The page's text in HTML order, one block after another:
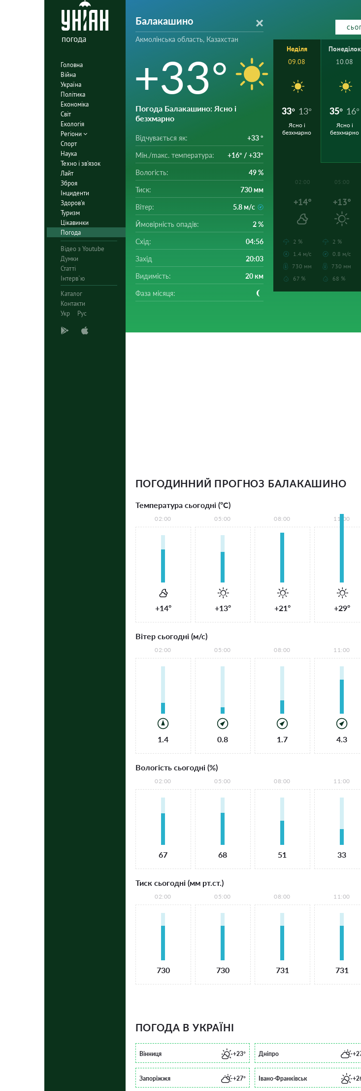
погода
Головна
Війна
Україна
Політика
Економіка
Світ
Екологія
Регіони
Спорт
Наука
Техно і зв'язок
Лайт
Зброя
Інциденти
Здоров'я
Туризм
Цікавинки
Погода
Відео з Youtube
Думки
Статті
Інтерв`ю
Каталог
Контакти
Укр
Рус
Балакашино
Акмолінська область, Казахстан
+33°
Погода Балакашино: Ясно і
безхмарно
Відчувається як: +33 °
Мін./mакс. температура: +16° / +33°
Вологість: 49 %
Тиск: 730 мм
Вітер: 5.8 м/с
Ймовірність опадів: 2 %
Схід: 04:56
Захід 20:03
Видимість: 20 км
Фаза місяця:
Неділя
09.08
33° 13°
Ясно і
безхмарно
Понеділок
10.08
35° 16°
Ясно і
безхмарно
02:00
+14°
2 %
1.4 м/с
730 мм
67 %
05:00
+13°
2 %
0.8 м/с
730 мм
68 %
ПОГОДИННИЙ ПРОГНОЗ БАЛАКАШИНО
Температура сьогодні (°С)
02:00
+14°
05:00
+13°
08:00
+21°
11:00
+29°
Вітер сьогодні (м/с)
02:00
1.4
05:00
0.8
08:00
1.7
11:00
4.3
Вологість сьогодні (%)
02:00
67
05:00
68
08:00
51
11:00
33
Тиск сьогодні (мм рт.ст.)
02:00
730
05:00
730
08:00
731
11:00
731
ПОГОДА В УКРАЇНІ
Вінниця +23° Дніпро
Запоріжжя +27° Івано-Франківськ